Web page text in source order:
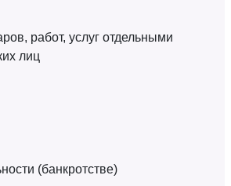
работ, услуг отдельными
лиц
(банкротстве)